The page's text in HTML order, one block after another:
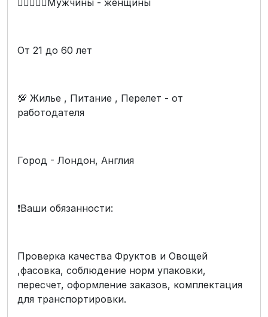
🧍🏻‍♂️🧍‍♀️Мужчины - женщины
От 21 до 60 лет
💯 Жилье , Питание , Перелет - от
работодателя
Город - Лондон, Англия
❗️Ваши обязанности:
Проверка качества Фруктов и Овощей
,фасовка, соблюдение норм упаковки,
пересчет, оформление заказов, комплектация
для транспортировки.